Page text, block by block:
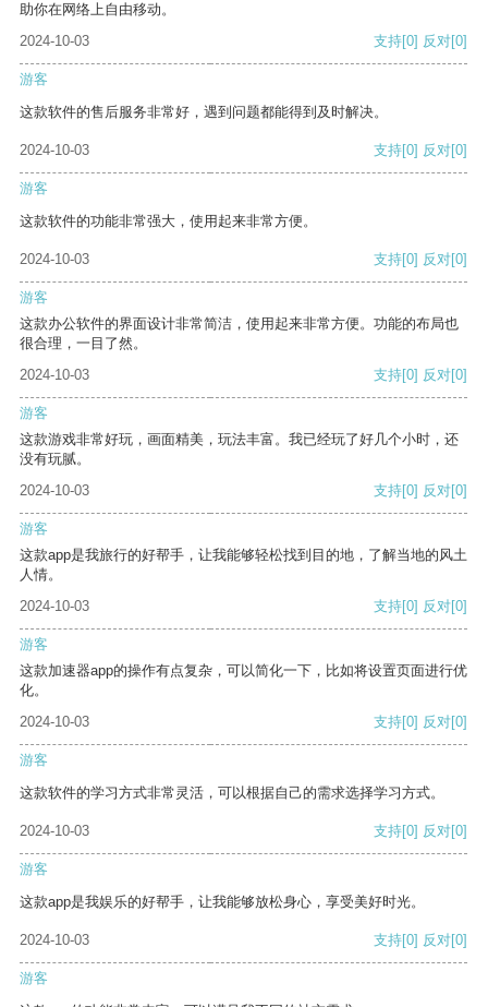
助你在网络上自由移动。
2024-10-03
支持[0] 反对[0]
游客
这款软件的售后服务非常好，遇到问题都能得到及时解决。
2024-10-03 支持[0] 反对[0]
游客
这款软件的功能非常强大，使用起来非常方便。
2024-10-03 支持[0] 反对[0]
游客
这款办公软件的界面设计非常简洁，使用起来非常方便。功能的布局也
很合理，一目了然。
2024-10-03
支持[0] 反对[0]
游客
这款游戏非常好玩，画面精美，玩法丰富。我已经玩了好几个小时，还
没有玩腻。
2024-10-03
支持[0] 反对[0]
游客
这款app是我旅行的好帮手，让我能够轻松找到目的地，了解当地的风土
人情。
2024-10-03
支持[0] 反对[0]
游客
这款加速器app的操作有点复杂，可以简化一下，比如将设置页面进行优
化。
2024-10-03
支持[0] 反对[0]
游客
这款软件的学习方式非常灵活，可以根据自己的需求选择学习方式。
2024-10-03 支持[0] 反对[0]
游客
这款app是我娱乐的好帮手，让我能够放松身心，享受美好时光。
2024-10-03 支持[0] 反对[0]
游客